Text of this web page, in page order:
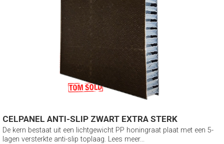
CELPANEL ANTI-SLIP ZWART EXTRA STERK
De kern bestaat uit een lichtgewicht PP honingraat plaat met een 5-
lagen versterkte anti-slip toplaag. Lees meer...